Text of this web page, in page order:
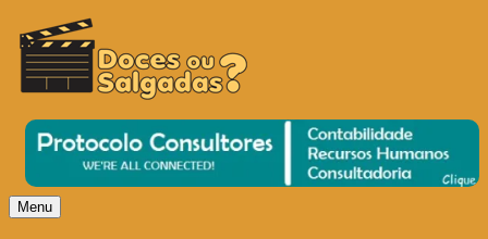
DOCES OU SALGADAS?
O Cinema? Uma Paixão!!
Menu